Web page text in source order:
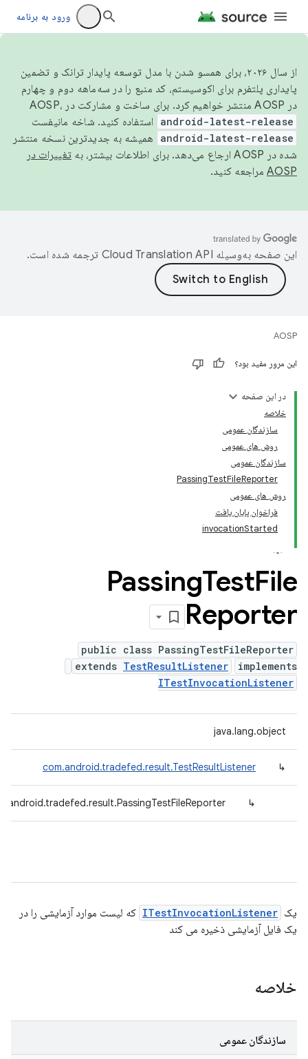
ورود به برنامه
از سال ۲۰۲۶، برای همسو شدن با مدل توسعه پایدار ترانک و تضمین
پایداری پلتفرم برای اکوسیستم، کد منبع را در سه‌ماهه دوم و چهارم
در AOSP منتشر خواهیم کرد. برای ساخت و مشارکت در AOSP،
android-latest-release استفاده کنید. شاخه مانیفست
android-latest-release
همیشه به جدیدترین نسخه منتشر
شده در AOSP ارجاع می‌دهد. برای اطلاعات بیشتر، به
تغییرات در
AOSP مراجعه کنید.
این صفحه به‌وسیله ترجمه شده است.
AOSP
این مرور مفید بود؟
در این صفحه
خلاصه
سازندگان عمومی
روش های عمومی
سازندگان عمومی
PassingTestFileReporter
روش های عمومی
فراخوان پایان یافت
invocationStarted
PassingTestFile
Reporter
public class PassingTestFileReporter
extends TestResultListener
implements
ITestInvocationListener
java.lang.object
↳
com.android.tradefed.result.TestResultListener
↳
یک ITestInvocationListener که لیست موارد آزمایشی را در
یک فایل آزمایشی ذخیره می کند
خلاصه
سازندگان عمومی